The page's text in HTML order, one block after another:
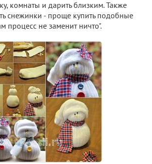
комнаты и дарить близким. Также
снежинки - проще купить подобные
процесс не заменит ничто".